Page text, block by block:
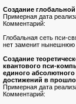
Создание
Примерная дата
Комментарий:
Глобальная сеть пси-
нет заменит нынешнюю
Создание
квантового пси-
единого абсолютного
достижений в
Примерная дата
Комментарий: